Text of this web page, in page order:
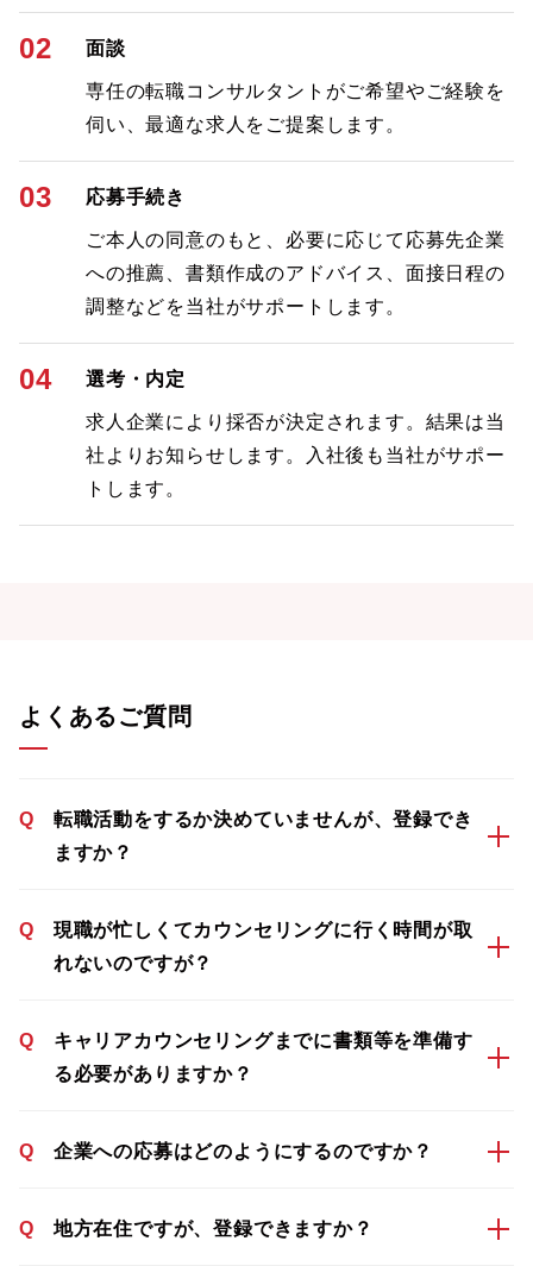
02 面談
専任の転職コンサルタントがご希望やご経験を
伺い、最適な求人をご提案します。
03 応募手続き
ご本人の同意のもと、必要に応じて応募先企業
への推薦、書類作成のアドバイス、面接日程の
調整などを当社がサポートします。
04 選考・内定
求人企業により採否が決定されます。結果は当
社よりお知らせします。入社後も当社がサポー
トします。
よくあるご質問
Q
転職活動をするか決めていませんが、登録でき
ますか？
Q
現職が忙しくてカウンセリングに行く時間が取
れないのですが？
Q
キャリアカウンセリングまでに書類等を準備す
る必要がありますか？
Q 企業への応募はどのようにするのですか？
Q 地方在住ですが、登録できますか？